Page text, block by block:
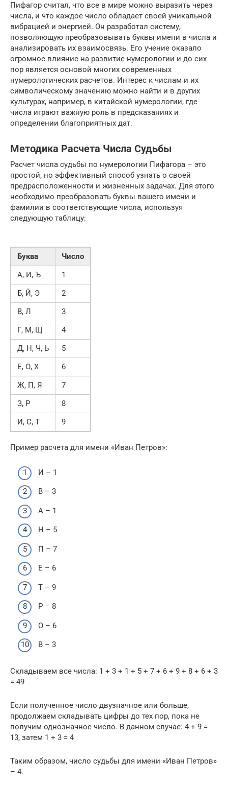
Пифагор считал, что все в мире можно выразить через
числа, и что каждое число обладает своей уникальной
вибрацией и энергией. Он разработал систему,
позволяющую преобразовывать буквы имени в числа и
анализировать их взаимосвязь. Его учение оказало
огромное влияние на развитие нумерологии и до сих
пор является основой многих современных
нумерологических расчетов. Интерес к числам и их
символическому значению можно найти и в других
культурах, например, в китайской нумерологии, где
числа играют важную роль в предсказаниях и
определении благоприятных дат.
Методика Расчета Числа Судьбы
Расчет числа судьбы по нумерологии Пифагора – это
простой, но эффективный способ узнать о своей
предрасположенности и жизненных задачах. Для этого
необходимо преобразовать буквы вашего имени и
фамилии в соответствующие числа, используя
следующую таблицу:
Буква
Число
А, И, Ъ
1
Б, Й, Э
2
В, Л
3
Г, М, Щ
4
Д, Н, Ч, Ь
5
Е, О, Х
6
Ж, П, Я
7
З, Р
8
И, С, Т
9
Пример расчета для имени «Иван Петров»:
И – 1
В – 3
А – 1
Н – 5
П – 7
Е – 6
Т – 9
Р – 8
О – 6
В – 3
Складываем все числа: 1 + 3 + 1 + 5 + 7 + 6 + 9 + 8 + 6 + 3
= 49
Если полученное число двузначное или больше,
продолжаем складывать цифры до тех пор, пока не
получим однозначное число. В данном случае: 4 + 9 =
13, затем 1 + 3 = 4
Таким образом, число судьбы для имени «Иван Петров»
– 4.